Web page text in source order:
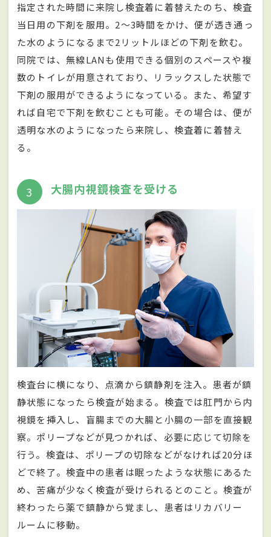
指定された時間に来院し検査着に着替えたのち、検査
当日用の下剤を服用。2〜3時間をかけ、便が透き通っ
た水のようになるまで2リットルほどの下剤を飲む。
同院では、無線LANも使用できる個別のスペースや複
数のトイレが用意されており、リラックスした状態で
下剤の服用ができるようになっている。また、希望す
れば自宅で下剤を飲むことも可能。その場合は、便が
透明な水のようになったら来院し、検査着に着替え
る。
3 大腸内視鏡検査を受ける
検査台に横になり、点滴から鎮静剤を注入。患者が鎮
静状態になったら検査が始まる。検査では肛門から内
視鏡を挿入し、盲腸までの大腸と小腸の一部を直接観
察。ポリープなどが見つかれば、必要に応じて切除を
行う。検査は、ポリープの切除などがなければ20分ほ
どで終了。検査中の患者は眠ったような状態にあるた
め、苦痛が少なく検査が受けられるとのこと。検査が
終わったら薬で鎮静から覚まし、患者はリカバリー
ルームに移動。